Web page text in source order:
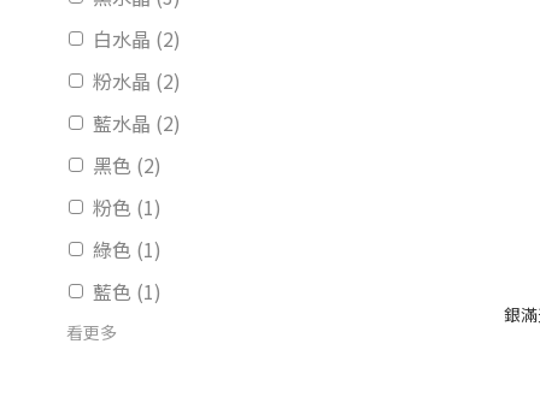
白水晶 (2)
粉水晶 (2)
藍水晶 (2)
黑色 (2)
粉色 (1)
綠色 (1)
藍色 (1)
看更多
銀